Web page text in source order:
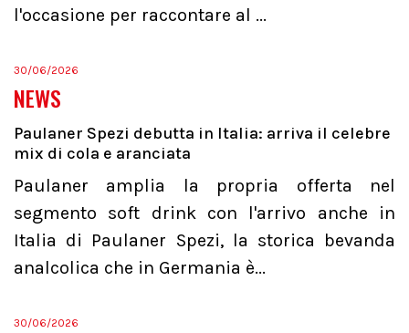
l'occasione per raccontare al ...
30/06/2026
NEWS
Paulaner Spezi debutta in Italia: arriva il celebre
mix di cola e aranciata
Paulaner amplia la propria offerta nel
segmento soft drink con l'arrivo anche in
Italia di Paulaner Spezi, la storica bevanda
analcolica che in Germania è...
30/06/2026